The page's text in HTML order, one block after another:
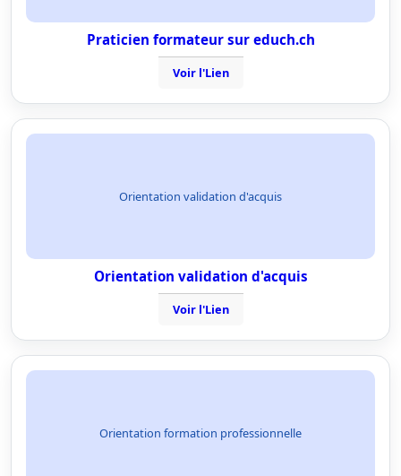
Praticien formateur sur educh.ch
Voir l'Lien
Orientation validation d'acquis
Orientation validation d'acquis
Voir l'Lien
Orientation formation professionnelle